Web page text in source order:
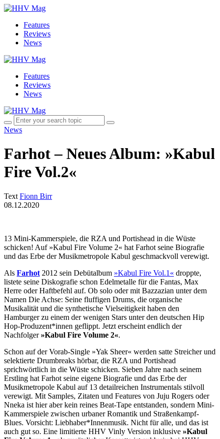
Features
Reviews
News
Features
Reviews
News
News
Farhot – Neues Album: »Kabul
Fire Vol.2«
Text Fionn Birr
08.12.2020
13 Mini-Kammerspiele, die RZA und Portishead in die Wüste
schicken! Auf »Kabul Fire Volume 2« hat Farhot seine Biografie
und das Erbe der Musikmetropole Kabul geschmackvoll verewigt.
Als Farhot 2012 sein Debütalbum »Kabul Fire Vol.1« droppte,
listete seine Diskografie schon Edelmetalle für die Fantas, Max
Herre oder Haftbefehl auf. Ob solo oder mit Bazzazian unter dem
Namen Die Achse: Seine fluffigen Drums, die organische
Musikalität und die synthetische Vielseitigkeit haben den
Hamburger zu einem der wenigen Stars unter den deutschen Hip
Hop-Produzent*innen geflippt. Jetzt erscheint endlich der
Nachfolger»Kabul Fire Volume 2«.
Schon auf der Vorab-Single »Yak Sheer« werden satte Streicher und
selektierte Drumbreaks hörbar, die RZA und Portishead
sprichwörtlich in die Wüste schicken. Sieben Jahre nach seinem
Erstling hat Farhot seine eigene Biografie und das Erbe der
Musikmetropole Kabul auf 13 detailreichen Instrumentals stilvoll
verewigt. Mit Samples, Zitaten und Features von Juju Rogers oder
Nneka ist hier aber kein reines Beat-Tape entstanden, sondern Mini-
Kammerspiele zwischen urbaner Romantik und Straßenkampf-
Blues. Vorsicht: Liebhaber*Innenmusik. Nicht für alle, und das ist
auch gut so. Eine limitierte HHV Vinly Version inklusive »Kabul